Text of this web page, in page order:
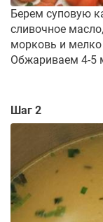
Берем суповую
сливочное
морковь и
Обжариваем 4-5
Шаг 2